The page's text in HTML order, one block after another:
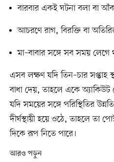
বারবার একই ঘটনা বলা বা
আচরণে রাগ, বিরক্তি বা
মা–বাবার সঙ্গে সব সময় লেগে
এসব লক্ষণ যদি তিন–চার সপ্তাহ
বাধা দেয়, তাহলে একে অ্যাকিউট
যদি সময়ের সঙ্গে পরিস্থিতির
দীর্ঘস্থায়ী হয়ে ওঠে, তাহলে তা
দিকে রূপ নিতে পারে।
আরও পড়ুন